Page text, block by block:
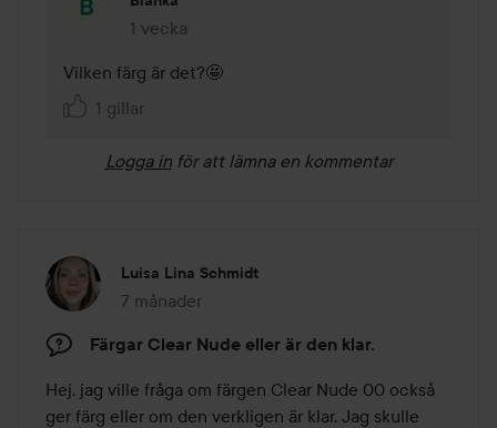
1 vecka
Kommentaren lades 1 vecka
Vilken färg är det?🤩
1 gillar
Logga in för att lämna en kommentar
Luisa Lina Schmidt
7 månader
Inlägget skapades 7 månader
Färgar Clear Nude eller är den klar.
Hej, jag ville fråga om färgen Clear Nude 00 också
ger färg eller om den verkligen är klar. Jag skulle